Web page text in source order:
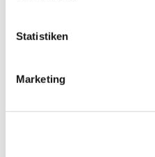
Statistiken
Marketing